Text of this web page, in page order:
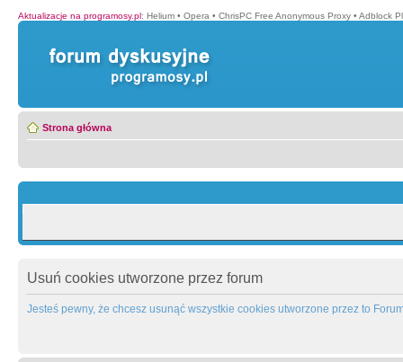
Aktualizacje na programosy.pl: Helium • Opera • ChrisPC Free Anonymous Proxy • Adblock
Strona główna
Usuń cookies utworzone przez forum
Jesteś pewny, że chcesz usunąć wszystkie cookies utworzone przez to